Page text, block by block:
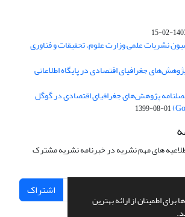
اطمینان از ارائه بهترین
1403-
نشریات علمی وزارت علوم، تحقیقات و فناوری
جغرافیای اقتصادی در پایگاه اطلاعاتی
پژوهش‌های جغرافیای اقتصادی در گوگل
1399-08-01
های مهم نشریه در خبرنامه نشریه مشترک
اشتراک